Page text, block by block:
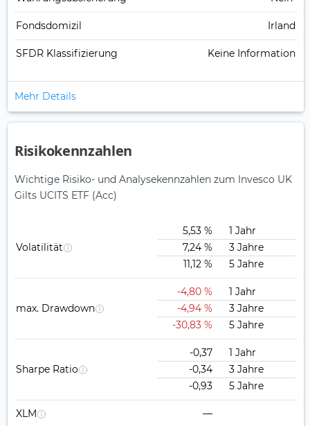
Fondsdomizil Irland
SFDR Klassifizierung Keine Information
Mehr Details
Risikokennzahlen
Wichtige Risiko- und Analysekennzahlen zum Invesco UK
Gilts UCITS ETF (Acc)
Volatilität
5,53 %
1 Jahr
7,24 %
3 Jahre
11,12 %
5 Jahre
max. Drawdown
-4,80 %
1 Jahr
-4,94 %
3 Jahre
-30,83 %
5 Jahre
Sharpe Ratio
-0,37
1 Jahr
-0,34
3 Jahre
-0,93
5 Jahre
XLM —